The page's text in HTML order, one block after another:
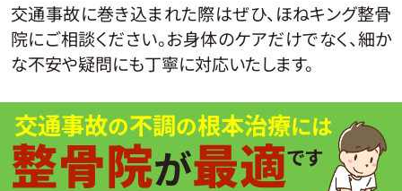
交通事故に巻き込まれた際はぜひ、ほねキング整骨
院にご相談ください。お身体のケアだけでなく、細か
な不安や疑問にも丁寧に対応いたします。
交通事故の不調の根本治療には
整骨院が最適です